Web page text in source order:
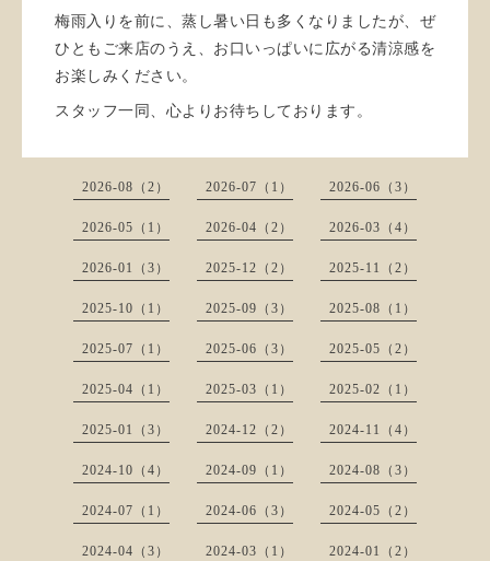
梅雨入りを前に、蒸し暑い日も多くなりましたが、ぜ
ひともご来店のうえ、お口いっぱいに広がる清涼感を
お楽しみください。
スタッフ一同、心よりお待ちしております。
2026-08（2） 2026-07（1） 2026-06（3）
2026-05（1） 2026-04（2） 2026-03（4）
2026-01（3） 2025-12（2） 2025-11（2）
2025-10（1） 2025-09（3） 2025-08（1）
2025-07（1） 2025-06（3） 2025-05（2）
2025-04（1） 2025-03（1） 2025-02（1）
2025-01（3） 2024-12（2） 2024-11（4）
2024-10（4） 2024-09（1） 2024-08（3）
2024-07（1） 2024-06（3） 2024-05（2）
2024-04（3） 2024-03（1） 2024-01（2）